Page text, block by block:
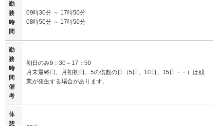
勤
務
時
間
09時30分 ～ 17時50分
08時50分 ～ 17時50分
勤
務
時
間
備
考
初日のみ9：30～17：50
月末最終日、月初初日、5の倍数の日（5日、10日、15日・・）は残
業が発生する場合があります。
休
憩